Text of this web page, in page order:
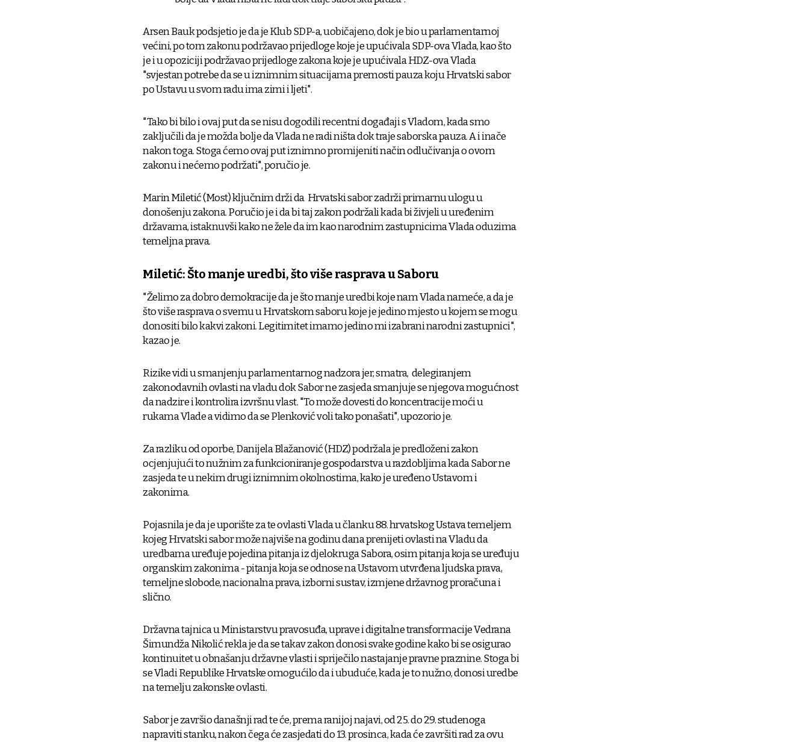
Arsen Bauk podsjetio je da je Klub SDP-a, uobičajeno, dok je bio u parlamentarnoj
većini, po tom zakonu podržavao prijedloge koje je upućivala SDP-ova Vlada, kao što
je i u opoziciji podržavao prijedloge zakona koje je upućivala HDZ-ova Vlada
"svjestan potrebe da se u iznimnim situacijama premosti pauza koju Hrvatski sabor
po Ustavu u svom radu ima zimi i ljeti".
"Tako bi bilo i ovaj put da se nisu dogodili recentni događaji s Vladom, kada smo
zaključili da je možda bolje da Vlada ne radi ništa dok traje saborska pauza. A i inače
nakon toga. Stoga ćemo ovaj put iznimno promijeniti način odlučivanja o ovom
zakonu i nećemo podržati", poručio je.
Marin Miletić (Most) ključnim drži da Hrvatski sabor zadrži primarnu ulogu u
donošenju zakona. Poručio je i da bi taj zakon podržali kada bi živjeli u uređenim
državama, istaknuvši kako ne žele da im kao narodnim zastupnicima Vlada oduzima
temeljna prava.
Miletić: Što manje uredbi, što više rasprava u Saboru
"Želimo za dobro demokracije da je što manje uredbi koje nam Vlada nameće, a da je
što više rasprava o svemu u Hrvatskom saboru koje je jedino mjesto u kojem se mogu
donositi bilo kakvi zakoni. Legitimitet imamo jedino mi izabrani narodni zastupnici",
kazao je.
Rizike vidi u smanjenju parlamentarnog nadzora jer, smatra, delegiranjem
zakonodavnih ovlasti na vladu dok Sabor ne zasjeda smanjuje se njegova mogućnost
da nadzire i kontrolira izvršnu vlast. "To može dovesti do koncentracije moći u
rukama Vlade a vidimo da se Plenković voli tako ponašati", upozorio je.
Za razliku od oporbe, Danijela Blažanović (HDZ) podržala je predloženi zakon
ocjenjujući to nužnim za funkcioniranje gospodarstva u razdobljima kada Sabor ne
zasjeda te u nekim drugi iznimnim okolnostima, kako je uređeno Ustavom i
zakonima.
Pojasnila je da je uporište za te ovlasti Vlada u članku 88. hrvatskog Ustava temeljem
kojeg Hrvatski sabor može najviše na godinu dana prenijeti ovlasti na Vladu da
uredbama uređuje pojedina pitanja iz djelokruga Sabora, osim pitanja koja se uređuju
organskim zakonima - pitanja koja se odnose na Ustavom utvrđena ljudska prava,
temeljne slobode, nacionalna prava, izborni sustav, izmjene državnog proračuna i
slično.
Državna tajnica u Ministarstvu pravosuđa, uprave i digitalne transformacije Vedrana
Šimundža Nikolić rekla je da se takav zakon donosi svake godine kako bi se osigurao
kontinuitet u obnašanju državne vlasti i spriječilo nastajanje pravne praznine. Stoga bi
se Vladi Republike Hrvatske omogućilo da i ubuduće, kada je to nužno, donosi uredbe
na temelju zakonske ovlasti.
Sabor je završio današnji rad te će, prema ranijoj najavi, od 25. do 29. studenoga
napraviti stanku, nakon čega će zasjedati do 13. prosinca, kada će završiti rad za ovu